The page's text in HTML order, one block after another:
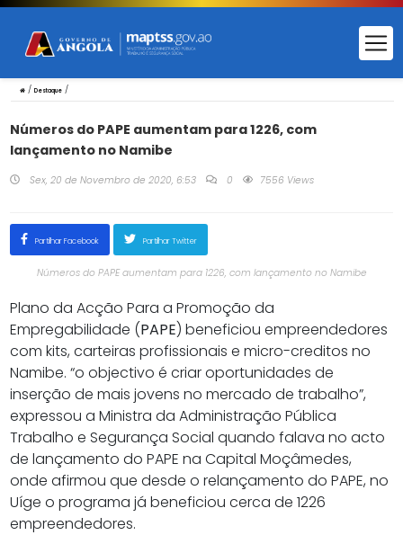
/ Destaque/
Números do PAPE aumentam para 1226, com
lançamento no Namibe
Sex, 20 de Novembro de 2020, 6:53 0 7556 Views
Partilhar Facebook Partilhar Twitter
Números do PAPE aumentam para 1226, com lançamento no Namibe
Plano da Acção Para a Promoção da
Empregabilidade (PAPE) beneficiou empreendedores
com kits, carteiras profissionais e micro-creditos no
Namibe. “o objectivo é criar oportunidades de
inserção de mais jovens no mercado de trabalho”,
expressou a Ministra da Administração Pública
Trabalho e Segurança Social quando falava no acto
de lançamento do PAPE na Capital Moçâmedes,
onde afirmou que desde o relançamento do PAPE, no
Uíge o programa já beneficiou cerca de 1226
empreendedores.